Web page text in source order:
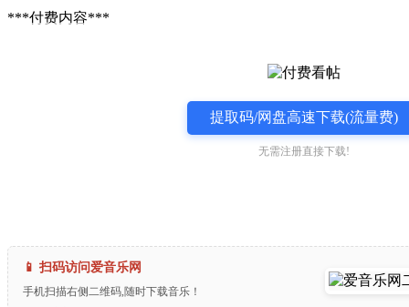
***付费内容***
提取码/网盘高速下载(流量费)
无需注册直接下载!
📱 扫码访问爱音乐网
手机扫描右侧二维码,随时下载音乐！